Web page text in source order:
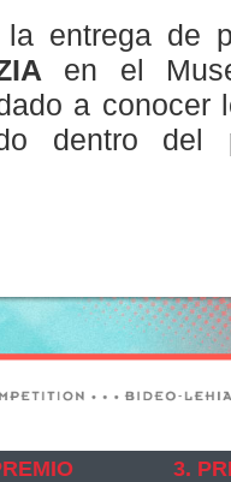
entrega de
en el
a conocer
dentro del
3.